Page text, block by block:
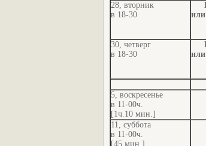
28, вторник
в 18-30
30, четверг
в 18-30
5, воскресенье
в 11-00ч.
[1ч.10 мин.]
11, суббота
в 11-00ч.
[45 мин.]